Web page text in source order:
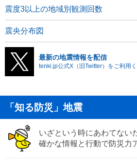
震度3以上の地域別観測回数
震央分布図
最新の地震情報を配信
tenki.jp公式X（旧Twitter）をご利用く
「知る防災」地震
いざという時にあわてない
確かな情報と行動で防災力